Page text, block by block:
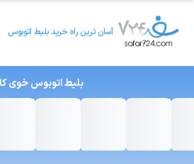
آسان ترین راه خرید بلیط اتوبوس
بلیط اتوبوسخوی